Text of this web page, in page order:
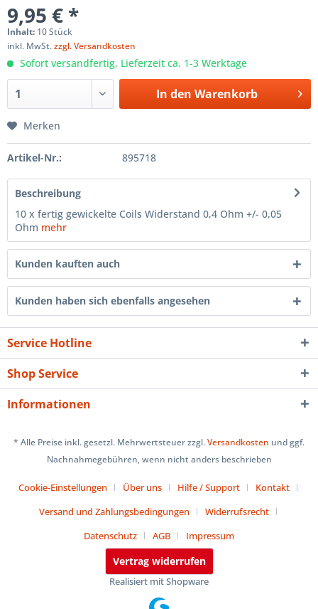
9,95 € *
Inhalt: 10 Stück
inkl. MwSt.zzgl. Versandkosten
Sofort versandfertig, Lieferzeit ca. 1-3 Werktage
In den Warenkorb
Merken
Artikel-Nr.: 895718
Beschreibung
10 x fertig gewickelte Coils Widerstand 0,4 Ohm +/- 0,05
Ohm mehr
Kunden kauften auch
Kunden haben sich ebenfalls angesehen
Service Hotline
Shop Service
Informationen
* Alle Preise inkl. gesetzl. Mehrwertsteuer zzgl.Versandkosten und ggf.
Nachnahmegebühren, wenn nicht anders beschrieben
Cookie-Einstellungen Über uns Hilfe / Support
Kontakt
Versand und Zahlungsbedingungen
Widerrufsrecht
Datenschutz
AGB Impressum
Vertrag widerrufen
Realisiert mit Shopware